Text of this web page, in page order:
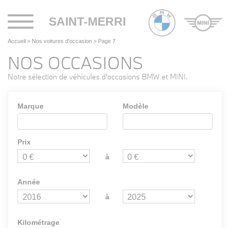
SAINT-MERRI
Toggle
navigation
Accueil > Nos voitures d'occasion > Page 7
NOS OCCASIONS
Notre sélection de véhicules d'occasions BMW et MINI.
Marque Modèle
Prix
à
Année
à
Kilométrage